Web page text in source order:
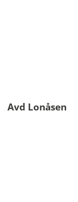
Avd Lonåsen